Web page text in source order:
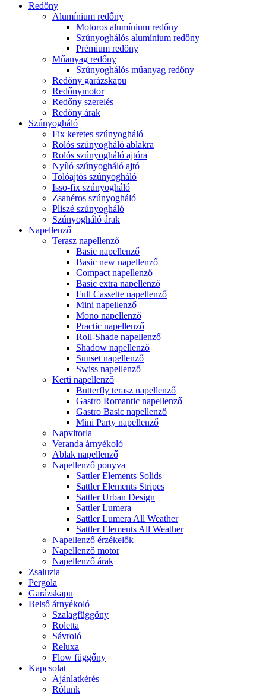
Redőny
Alumínium redőny
Motoros alumínium redőny
Szúnyoghálós alumínium redőny
Prémium redőny
Műanyag redőny
Szúnyoghálós műanyag redőny
Redőny garázskapu
Redőnymotor
Redőny szerelés
Redőny árak
Szúnyogháló
Fix keretes szúnyogháló
Rolós szúnyogháló ablakra
Rolós szúnyogháló ajtóra
Nyíló szúnyogháló ajtó
Tolóajtós szúnyogháló
Isso-fix szúnyogháló
Zsanéros szúnyogháló
Pliszé szúnyogháló
Szúnyogháló árak
Napellenző
Terasz napellenző
Basic napellenző
Basic new napellenző
Compact napellenző
Basic extra napellenző
Full Cassette napellenző
Mini napellenző
Mono napellenző
Practic napellenző
Roll-Shade napellenző
Shadow napellenző
Sunset napellenző
Swiss napellenző
Kerti napellenző
Butterfly terasz napellenző
Gastro Romantic napellenző
Gastro Basic napellenző
Mini Party napellenző
Napvitorla
Veranda árnyékoló
Ablak napellenző
Napellenző ponyva
Sattler Elements Solids
Sattler Elements Stripes
Sattler Urban Design
Sattler Lumera
Sattler Lumera All Weather
Sattler Elements All Weather
Napellenző érzékelők
Napellenző motor
Napellenző árak
Zsaluzia
Pergola
Garázskapu
Belső árnyékoló
Szalagfüggőny
Roletta
Sávroló
Reluxa
Flow függőny
Kapcsolat
Ajánlatkérés
Rólunk